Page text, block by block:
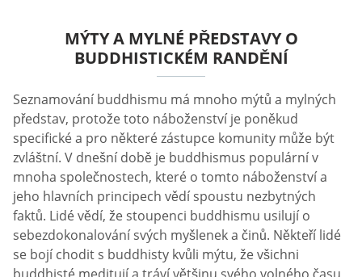
MÝTY A MYLNÉ PŘEDSTAVY O
BUDDHISTICKÉM RANDĚNÍ
Seznamování buddhismu má mnoho mýtů a mylných
představ, protože toto náboženství je poněkud
specifické a pro některé zástupce komunity může být
zvláštní. V dnešní době je buddhismus populární v
mnoha společnostech, které o tomto náboženství a
jeho hlavních principech vědí spoustu nezbytných
faktů. Lidé vědí, že stoupenci buddhismu usilují o
sebezdokonalování svých myšlenek a činů. Někteří lidé
se bojí chodit s buddhisty kvůli mýtu, že všichni
buddhisté meditují a tráví většinu svého volného času